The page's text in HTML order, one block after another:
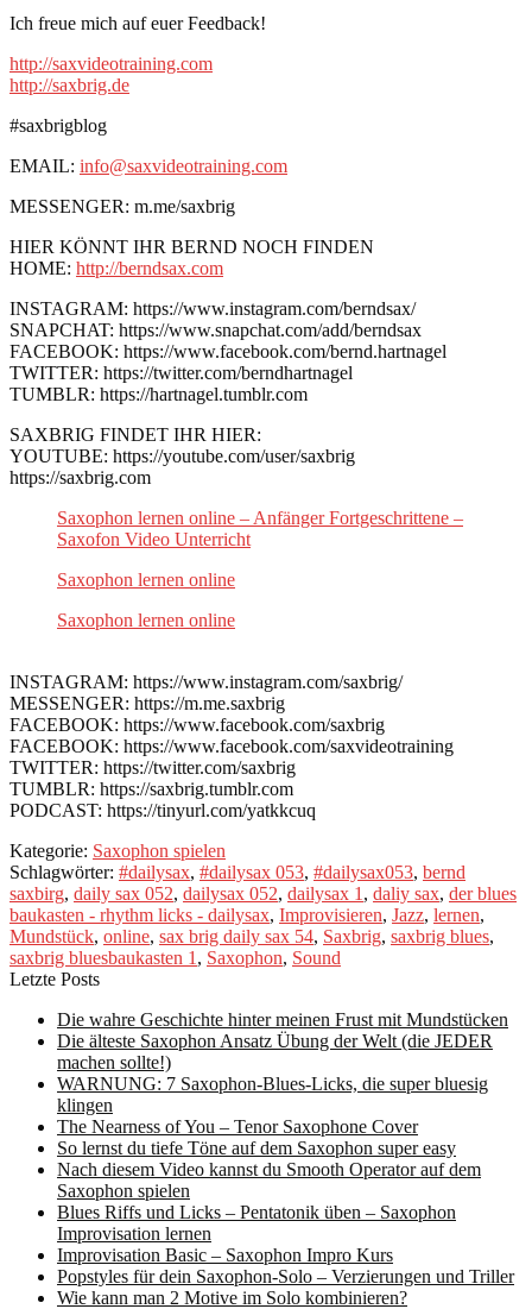
Ich freue mich auf euer Feedback!
http://saxvideotraining.com
http://saxbrig.de
#saxbrigblog
EMAIL: info@saxvideotraining.com
MESSENGER: m.me/saxbrig
HIER KÖNNT IHR BERND NOCH FINDEN
HOME: http://berndsax.com
INSTAGRAM: https://www.instagram.com/berndsax/
SNAPCHAT: https://www.snapchat.com/add/berndsax
FACEBOOK: https://www.facebook.com/bernd.hartnagel
TWITTER: https://twitter.com/berndhartnagel
TUMBLR: https://hartnagel.tumblr.com
SAXBRIG FINDET IHR HIER:
YOUTUBE: https://youtube.com/user/saxbrig
https://saxbrig.com
Saxophon lernen online – Anfänger Fortgeschrittene –
Saxofon Video Unterricht
Saxophon lernen online
Saxophon lernen online
INSTAGRAM: https://www.instagram.com/saxbrig/
MESSENGER: https://m.me.saxbrig
FACEBOOK: https://www.facebook.com/saxbrig
FACEBOOK: https://www.facebook.com/saxvideotraining
TWITTER: https://twitter.com/saxbrig
TUMBLR: https://saxbrig.tumblr.com
PODCAST: https://tinyurl.com/yatkkcuq
Kategorie: Saxophon spielen
Schlagwörter: #dailysax, #dailysax 053, #dailysax053, bernd
saxbirg, daily sax 052, dailysax 052, dailysax 1 , daliy sax, der blues
baukasten - rhythm licks - dailysax, Improvisieren, Jazz, lernen,
Mundstück, online, sax brig daily sax 54, Saxbrig, saxbrig blues,
saxbrig bluesbaukasten 1 , Saxophon, Sound
Letzte Posts
Die wahre Geschichte hinter meinen Frust mit Mundstücken
Die älteste Saxophon Ansatz Übung der Welt (die JEDER
machen sollte!)
WARNUNG: 7 Saxophon-Blues-Licks, die super bluesig
klingen
The Nearness of You – Tenor Saxophone Cover
So lernst du tiefe Töne auf dem Saxophon super easy
Nach diesem Video kannst du Smooth Operator auf dem
Saxophon spielen
Blues Riffs und Licks – Pentatonik üben – Saxophon
Improvisation lernen
Improvisation Basic – Saxophon Impro Kurs
Popstyles für dein Saxophon-Solo – Verzierungen und Triller
Wie kann man 2 Motive im Solo kombinieren?